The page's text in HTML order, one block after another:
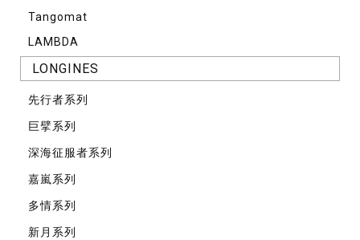
Tangomat
LAMBDA
LONGINES
先⾏者系列
巨擘系列
深海征服者系列
嘉嵐系列
多情系列
新月系列